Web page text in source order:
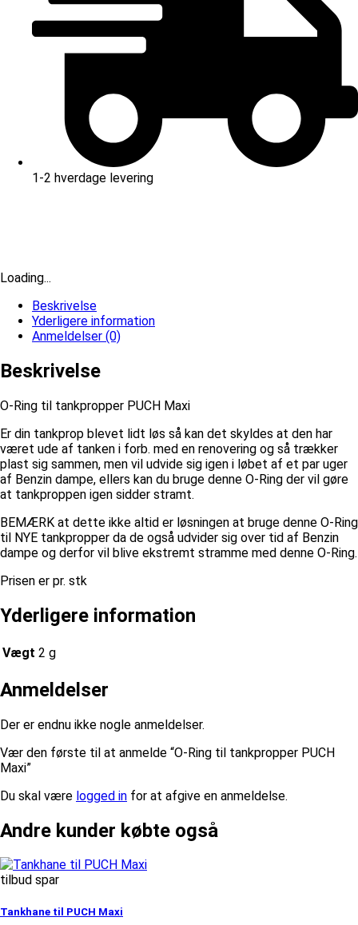
1-2 hverdage levering
Loading...
Beskrivelse
Yderligere information
Anmeldelser (0)
Beskrivelse
O-Ring til tankpropper PUCH Maxi
Er din tankprop blevet lidt løs så kan det skyldes at den har
været ude af tanken i forb. med en renovering og så trækker
plast sig sammen, men vil udvide sig igen i løbet af et par uger
af Benzin dampe, ellers kan du bruge denne O-Ring der vil gøre
at tankproppen igen sidder stramt.
BEMÆRK at dette ikke altid er løsningen at bruge denne O-Ring
til NYE tankpropper da de også udvider sig over tid af Benzin
dampe og derfor vil blive ekstremt stramme med denne O-Ring.
Prisen er pr. stk
Yderligere information
Vægt 2 g
Anmeldelser
Der er endnu ikke nogle anmeldelser.
Vær den første til at anmelde “O-Ring til tankpropper PUCH
Maxi”
Du skal være logged in for at afgive en anmeldelse.
Andre kunder købte også
tilbud spar
Tankhane til PUCH Maxi